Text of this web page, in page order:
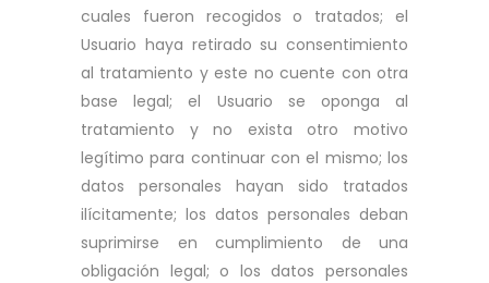
cuales fueron recogidos o tratados; el
Usuario haya retirado su consentimiento
al tratamiento y este no cuente con otra
base legal; el Usuario se oponga al
tratamiento y no exista otro motivo
legítimo para continuar con el mismo; los
datos personales hayan sido tratados
ilícitamente; los datos personales deban
suprimirse en cumplimiento de una
obligación legal; o los datos personales